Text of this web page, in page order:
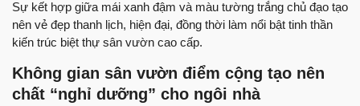
Sự kết hợp giữa mái xanh đậm và màu tường trắng chủ đạo tạo
nên vẻ đẹp thanh lịch, hiện đại, đồng thời làm nổi bật tinh thần
kiến trúc biệt thự sân vườn cao cấp.
Không gian sân vườn điểm cộng tạo nên
chất “nghỉ dưỡng” cho ngôi nhà